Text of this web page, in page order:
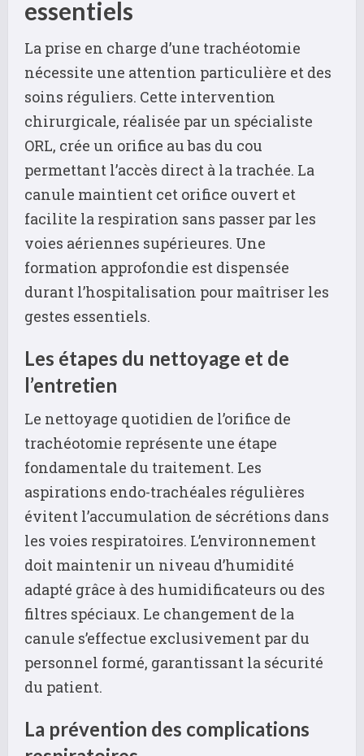
essentiels
La prise en charge d’une trachéotomie
nécessite une attention particulière et des
soins réguliers. Cette intervention
chirurgicale, réalisée par un spécialiste
ORL, crée un orifice au bas du cou
permettant l’accès direct à la trachée. La
canule maintient cet orifice ouvert et
facilite la respiration sans passer par les
voies aériennes supérieures. Une
formation approfondie est dispensée
durant l’hospitalisation pour maîtriser les
gestes essentiels.
Les étapes du nettoyage et de
l’entretien
Le nettoyage quotidien de l’orifice de
trachéotomie représente une étape
fondamentale du traitement. Les
aspirations endo-trachéales régulières
évitent l’accumulation de sécrétions dans
les voies respiratoires. L’environnement
doit maintenir un niveau d’humidité
adapté grâce à des humidificateurs ou des
filtres spéciaux. Le changement de la
canule s’effectue exclusivement par du
personnel formé, garantissant la sécurité
du patient.
La prévention des complications